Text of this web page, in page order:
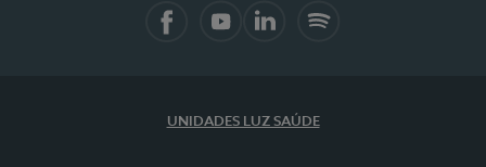
UNIDADES LUZ SAÚDE